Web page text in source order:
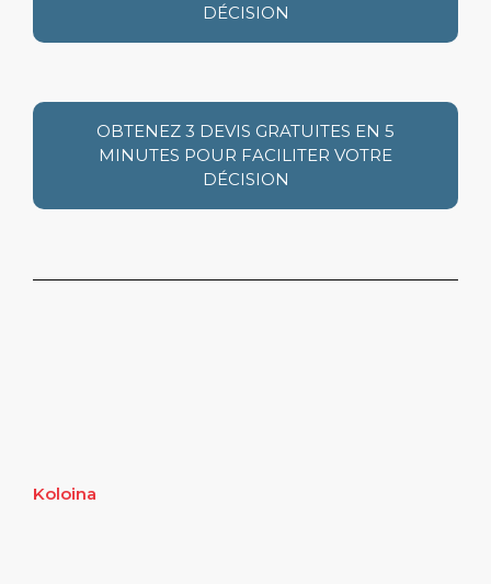
DÉCISION
OBTENEZ 3 DEVIS GRATUITES EN 5
MINUTES POUR FACILITER VOTRE
DÉCISION
Koloina